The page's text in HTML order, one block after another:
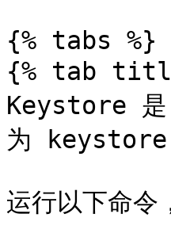
{% tabs %}
{% tab
Keystore 是
为 keystore
运行以下命令